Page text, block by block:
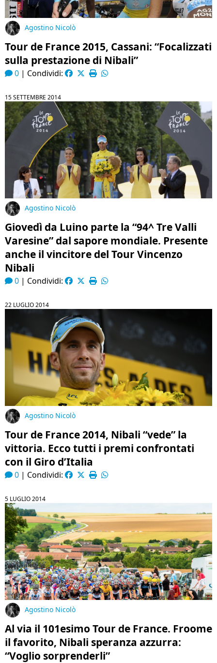
Agostino Nicolò
Tour de France 2015, Cassani: “Focalizzati
sulla prestazione di Nibali”
0 | Condividi:
15 SETTEMBRE 2014
Agostino Nicolò
Giovedì da Luino parte la “94^ Tre Valli
Varesine” dal sapore mondiale. Presente
anche il vincitore del Tour Vincenzo
Nibali
0 | Condividi:
22 LUGLIO 2014
Agostino Nicolò
Tour de France 2014, Nibali “vede” la
vittoria. Ecco tutti i premi confrontati
con il Giro d’Italia
0 | Condividi:
5 LUGLIO 2014
Agostino Nicolò
Al via il 101esimo Tour de France. Froome
il favorito, Nibali speranza azzurra:
“Voglio sorprenderli”